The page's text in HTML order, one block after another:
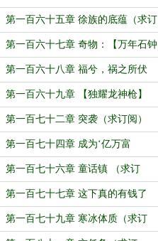
怀锦绣！（求订阅！）
第一百六十五章 徐族的底蕴（求订
阅）
第一百六十七章 奇物：【万年石钟
乳】（求订阅）
第一百六十八章 福兮，祸之所伏
（求订阅）
第一百六十九章 【独耀龙神枪】
（求订阅！）
第一百七十二章 突袭（求订阅）
第一百七十四章 成为‘亿万富
豪’（求订阅冲榜）
第一百七十六章 童话镇 （求订
阅！）
第一百七十七章 这下真的有钱了
（求订阅）
第一百七十九章 寒冰体质（求订